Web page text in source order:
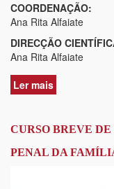
COORDENAÇÃO:
Ana Rita Alfaiate
DIRECÇÃO
Ana Rita Alfaiate
Ler mais
de
BREVE
PÓS-
CURSO BREVE
PENAL DA